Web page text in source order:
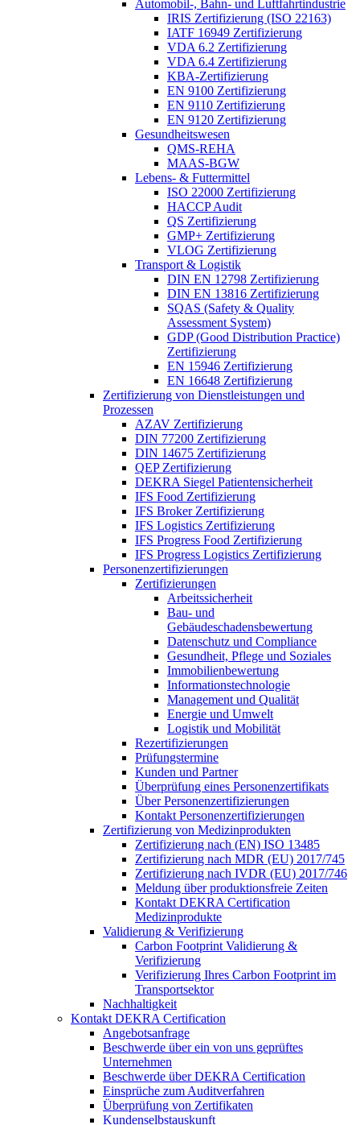
Automobil-, Bahn- und Luftfahrtindustrie
IRIS Zertifizierung (ISO 22163)
IATF 16949 Zertifizierung
VDA 6.2 Zertifizierung
VDA 6.4 Zertifizierung
KBA-Zertifizierung
EN 9100 Zertifizierung
EN 9110 Zertifizierung
EN 9120 Zertifizierung
Gesundheitswesen
QMS-REHA
MAAS-BGW
Lebens- & Futtermittel
ISO 22000 Zertifizierung
HACCP Audit
QS Zertifizierung
GMP+ Zertifizierung
VLOG Zertifizierung
Transport & Logistik
DIN EN 12798 Zertifizierung
DIN EN 13816 Zertifizierung
SQAS (Safety & Quality
Assessment System)
GDP (Good Distribution Practice)
Zertifizierung
EN 15946 Zertifizierung
EN 16648 Zertifizierung
Zertifizierung von Dienstleistungen und
Prozessen
AZAV Zertifizierung
DIN 77200 Zertifizierung
DIN 14675 Zertifizierung
QEP Zertifizierung
DEKRA Siegel Patientensicherheit
IFS Food Zertifizierung
IFS Broker Zertifizierung
IFS Logistics Zertifizierung
IFS Progress Food Zertifizierung
IFS Progress Logistics Zertifizierung
Personenzertifizierungen
Zertifizierungen
Arbeitssicherheit
Bau- und
Gebäudeschadensbewertung
Datenschutz und Compliance
Gesundheit, Pflege und Soziales
Immobilienbewertung
Informationstechnologie
Management und Qualität
Energie und Umwelt
Logistik und Mobilität
Rezertifizierungen
Prüfungstermine
Kunden und Partner
Überprüfung eines Personenzertifikats
Über Personenzertifizierungen
Kontakt Personenzertifizierungen
Zertifizierung von Medizinprodukten
Zertifizierung nach (EN) ISO 13485
Zertifizierung nach MDR (EU) 2017/745
Zertifizierung nach IVDR (EU) 2017/746
Meldung über produktionsfreie Zeiten
Kontakt DEKRA Certification
Medizinprodukte
Validierung & Verifizierung
Carbon Footprint Validierung &
Verifizierung
Verifizierung Ihres Carbon Footprint im
Transportsektor
Nachhaltigkeit
Kontakt DEKRA Certification
Angebotsanfrage
Beschwerde über ein von uns geprüftes
Unternehmen
Beschwerde über DEKRA Certification
Einsprüche zum Auditverfahren
Überprüfung von Zertifikaten
Kundenselbstauskunft